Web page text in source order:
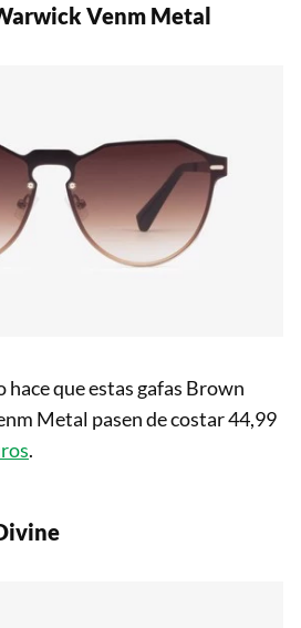
Venm Metal
hace que estas gafas Brown
Metal pasen de costar 44,99
.